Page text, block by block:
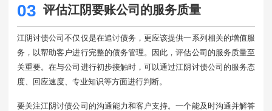
03 评估江阴要账公司的服务质量
江阴讨债公司不仅仅是在追讨债务，更应该提供一系列相关的增值服
务，以帮助客户进行完整的债务管理。因此，评估公司的服务质量至
关重要。在与公司进行初步接触时，可以通过江阴讨债公司的服务态
度、回应速度、专业知识等方面进行判断。
要关注江阴讨债公司的沟通能力和客户支持。一个能及时沟通并解答